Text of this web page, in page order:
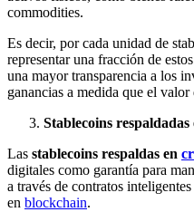
commodities.
Es decir, por cada unidad de
representar una fracción de
una mayor transparencia a los
ganancias a medida que el
Stablecoins
Las stablecoins respaldas en
digitales como garantía para
a través de contratos
en blockchain.